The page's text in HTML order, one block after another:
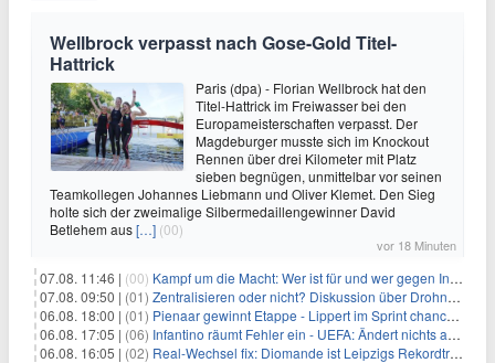
Wellbrock verpasst nach Gose-Gold Titel-
Hattrick
Paris (dpa) - Florian Wellbrock hat den
Titel-Hattrick im Freiwasser bei den
Europameisterschaften verpasst. Der
Magdeburger musste sich im Knockout
Rennen über drei Kilometer mit Platz
sieben begnügen, unmittelbar vor seinen
Teamkollegen Johannes Liebmann und Oliver Klemet. Den Sieg
holte sich der zweimalige Silbermedaillengewinner David
Betlehem aus[…] (00)
vor 18 Minuten
07.08. 11:46 | (00) Kampf um die Macht: Wer ist für und wer gegen Infantino?
07.08. 09:50 | (01) Zentralisieren oder nicht? Diskussion über Drohnenabwehr
06.08. 18:00 | (01) Pienaar gewinnt Etappe - Lippert im Sprint chancenlos
06.08. 17:05 | (06) Infantino räumt Fehler ein - UEFA: Ändert nichts an Boykott
06.08. 16:05 | (02) Real-Wechsel fix: Diomande ist Leipzigs Rekordtransfer